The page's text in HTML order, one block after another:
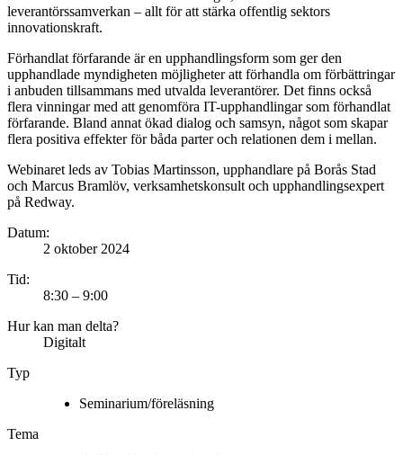
leverantörssamverkan – allt för att stärka offentlig sektors
innovationskraft.
Förhandlat förfarande är en upphandlingsform som ger den
upphandlade myndigheten möjligheter att förhandla om förbättringar
i anbuden tillsammans med utvalda leverantörer. Det finns också
flera vinningar med att genomföra IT-upphandlingar som förhandlat
förfarande. Bland annat ökad dialog och samsyn, något som skapar
flera positiva effekter för båda parter och relationen dem i mellan.
Webinaret leds av Tobias Martinsson, upphandlare på Borås Stad
och Marcus Bramlöv, verksamhetskonsult och upphandlingsexpert
på Redway.
Datum:
2 oktober 2024
Tid:
8:30 – 9:00
Hur kan man delta?
Digitalt
Typ
Seminarium/föreläsning
Tema